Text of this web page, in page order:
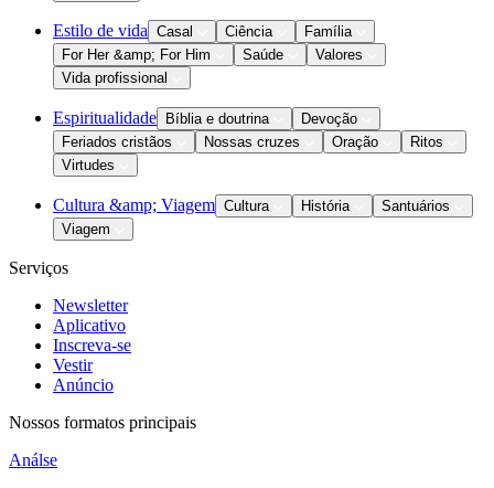
Estilo de vida Casal Ciência
Família
For Her &amp; For Him
Saúde
Valores
Vida profissional
Espiritualidade Bíblia e doutrina
Devoção
Feriados cristãos
Nossas cruzes Oração
Ritos
Virtudes
Cultura &amp; Viagem Cultura História
Santuários
Viagem
Serviços
Newsletter
Aplicativo
Inscreva-se
Vestir
Anúncio
Nossos formatos principais
Análse